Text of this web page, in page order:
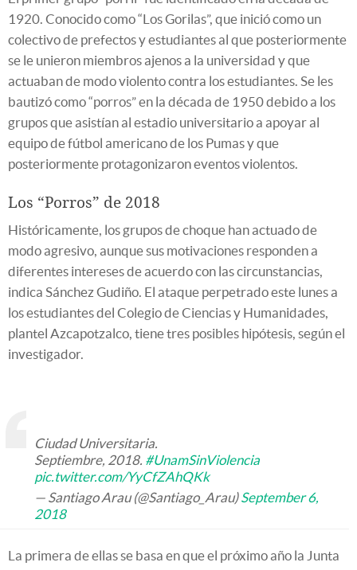
1920. Conocido como “Los Gorilas”, que inició como un
colectivo de prefectos y estudiantes al que posteriormente
se le unieron miembros ajenos a la universidad y que
actuaban de modo violento contra los estudiantes. Se les
bautizó como “porros” en la década de 1950 debido a los
grupos que asistían al estadio universitario a apoyar al
equipo de fútbol americano de los Pumas y que
posteriormente protagonizaron eventos violentos.
Los “Porros” de 2018
Históricamente, los grupos de choque han actuado de
modo agresivo, aunque sus motivaciones responden a
diferentes intereses de acuerdo con las circunstancias,
indica Sánchez Gudiño. El ataque perpetrado este lunes a
los estudiantes del Colegio de Ciencias y Humanidades,
plantel Azcapotzalco, tiene tres posibles hipótesis, según el
investigador.
Ciudad Universitaria.
Septiembre, 2018. #UnamSinViolencia
pic.twitter.com/YyCfZAhQKk
— Santiago Arau (@Santiago_Arau)September 6,
2018
La primera de ellas se basa en que el próximo año la Junta